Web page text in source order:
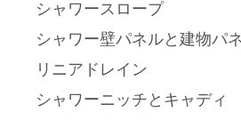
シャワースロープ
シャワー壁パネルと建物パ
リニアドレイン
シャワーニッチとキャディ